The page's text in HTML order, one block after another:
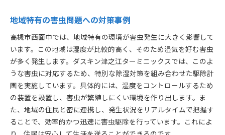
地域特有の害虫問題への対策事例
高槻市西面中では、地域特有の環境が害虫発生に大きく影響して
います。この地域は湿度が比較的高く、そのため湿気を好む害虫
が多く発生します。ダスキン津之江ターミニックスでは、このよ
うな害虫に対応するため、特別な除湿対策を組み合わせた駆除計
画を実施しています。具体的には、湿度をコントロールするため
の装置を設置し、害虫が繁殖しにくい環境を作り出します。ま
た、地域の住民と密に連携し、発生状況をリアルタイムで把握す
ることで、効率的かつ迅速に害虫駆除を行っています。これによ